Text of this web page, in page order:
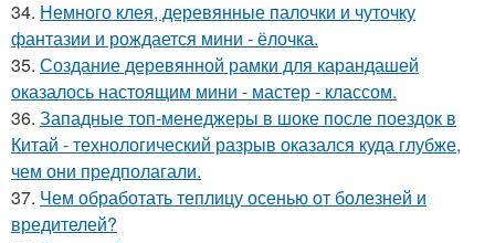
34. Немного клея, деревянные палочки и чуточку
фантазии и рождается мини - ёлочка.
35. Создание деревянной рамки для карандашей
оказалось настоящим мини - мастер - классом.
36. Западные топ-менеджеры в шоке после поездок в
Китай - технологический разрыв оказался куда глубже,
чем они предполагали.
37. Чем обработать теплицу осенью от болезней и
вредителей?